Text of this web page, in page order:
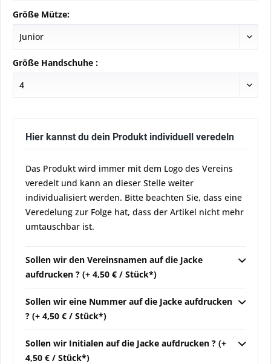
Größe Mütze:
Größe Handschuhe :
Hier kannst du dein Produkt individuell veredeln
Das Produkt wird immer mit dem Logo des Vereins
veredelt und kann an dieser Stelle weiter
individualisiert werden. Bitte beachten Sie, dass eine
Veredelung zur Folge hat, dass der Artikel nicht mehr
umtauschbar ist.
Sollen wir den Vereinsnamen auf die Jacke
aufdrucken ? (+ 4,50 € / Stück*)
Sollen wir eine Nummer auf die Jacke aufdrucken
? (+ 4,50 € / Stück*)
Sollen wir Initialen auf die Jacke aufdrucken ? (+
4,50 € / Stück*)